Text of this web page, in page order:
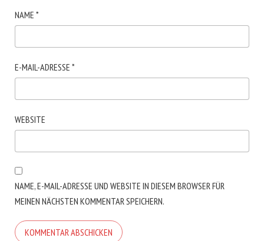
NAME *
E-MAIL-ADRESSE *
WEBSITE
NAME, E-MAIL-ADRESSE UND WEBSITE IN DIESEM BROWSER FÜR
MEINEN NÄCHSTEN KOMMENTAR SPEICHERN.